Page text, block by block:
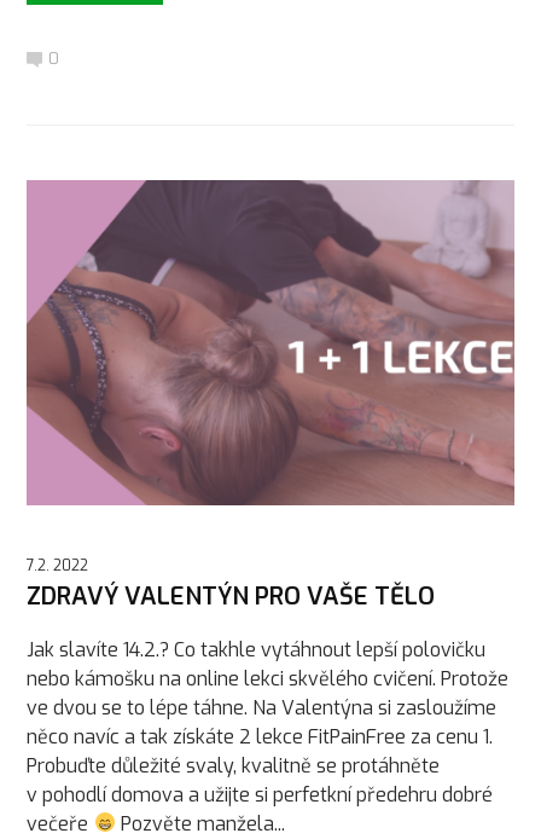
0
7.2. 2022
ZDRAVÝ VALENTÝN PRO VAŠE TĚLO
Jak slavíte 14.2.? Co takhle vytáhnout lepší polovičku
nebo kámošku na online lekci skvělého cvičení. Protože
ve dvou se to lépe táhne. Na Valentýna si zasloužíme
něco navíc a tak získáte 2 lekce FitPainFree za cenu 1.
Probuďte důležité svaly, kvalitně se protáhněte
v pohodlí domova a užijte si perfetkní předehru dobré
večeře
Pozvěte manžela...